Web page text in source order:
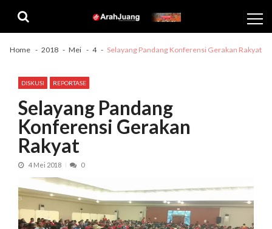
navigation
content
Home 2018 Mei 4 Selayang Pandang Konferensi Gerakan Rakyat
DISKUSI REPORTASE
Selayang Pandang
Konferensi Gerakan
Rakyat
4 Mei 2018 0